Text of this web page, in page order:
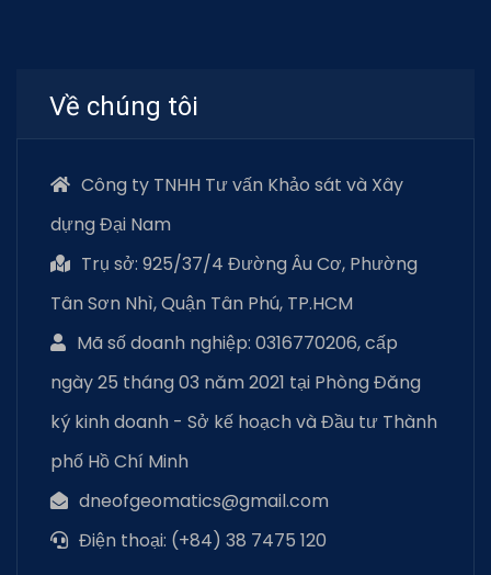
Về chúng tôi
Công ty TNHH Tư vấn Khảo sát và Xây
dựng Đại Nam
Trụ sở: 925/37/4 Đường Âu Cơ, Phường
Tân Sơn Nhì, Quận Tân Phú, TP.HCM
Mã số doanh nghiệp: 0316770206, cấp
ngày 25 tháng 03 năm 2021 tại Phòng Đăng
ký kinh doanh - Sở kế hoạch và Đầu tư Thành
phố Hồ Chí Minh
dneofgeomatics@gmail.com
Điện thoại: (+84) 38 7475 120